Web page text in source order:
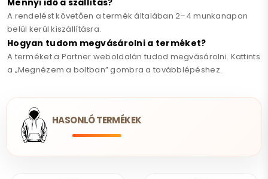
Mennyi idő a szállítás?
A rendelést követően a termék általában 2–4 munkanapon
belül kerül kiszállításra.
Hogyan tudom megvásárolni a terméket?
A terméket a Partner weboldalán tudod megvásárolni. Kattints
a „Megnézem a boltban” gombra a továbblépéshez.
HASONLÓ TERMÉKEK